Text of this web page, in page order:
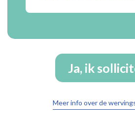
Ja, ik
Meer info over de